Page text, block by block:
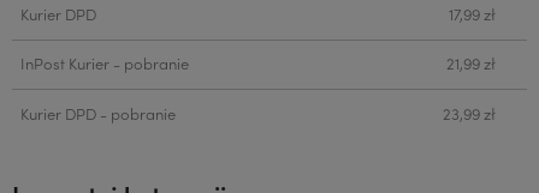
Kurier DPD 17,99 zł
InPost Kurier - pobranie 21,99 zł
Kurier DPD - pobranie 23,99 zł